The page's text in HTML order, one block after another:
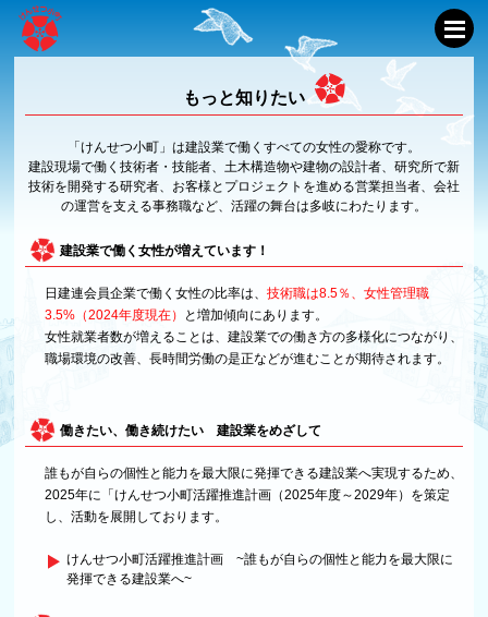
もっと知りたい
「けんせつ小町」は建設業で働くすべての女性の愛称です。
建設現場で働く技術者・技能者、土木構造物や建物の設計者、研究所で新
技術を開発する研究者、お客様とプロジェクトを進める営業担当者、会社
の運営を支える事務職など、活躍の舞台は多岐にわたります。
建設業で働く女性が増えています！
日建連会員企業で働く女性の比率は、 技術職は8.5％、女性管理職
3.5%（2024年度現在）
と増加傾向にあります。
女性就業者数が増えることは、建設業での働き方の多様化につながり、
職場環境の改善、長時間労働の是正などが進むことが期待されます。
働きたい、働き続けたい 建設業をめざして
誰もが自らの個性と能力を最大限に発揮できる建設業へ実現するため、
2025年に「けんせつ小町活躍推進計画（2025年度～2029年）を策定
し、活動を展開しております。
けんせつ小町活躍推進計画 ~誰もが自らの個性と能力を最大限に
発揮できる建設業へ~